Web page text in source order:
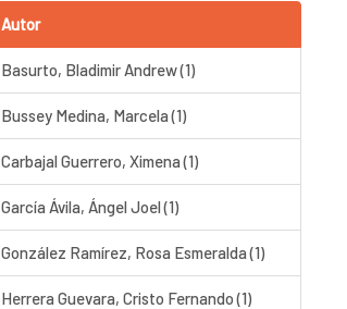
Autor
Basurto, Bladimir Andrew (1)
Bussey Medina, Marcela (1)
Carbajal Guerrero, Ximena (1)
García Ávila, Ángel Joel (1)
González Ramírez, Rosa Esmeralda (1)
Herrera Guevara, Cristo Fernando (1)